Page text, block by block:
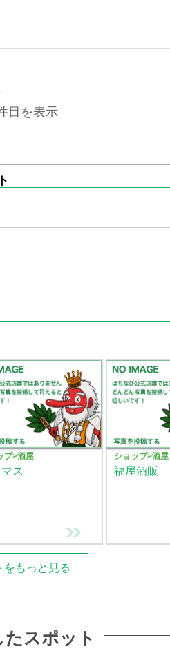
目を表示
プ>酒屋
ス
ショップ>酒屋
福屋酒販
もっと見る
スポット